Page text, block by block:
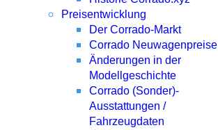
Preisentwicklung
Der Corrado-Markt
Corrado Neuwagenpreise
Änderungen in der
Modellgeschichte
Corrado (Sonder)-
Ausstattungen /
Fahrzeugdaten